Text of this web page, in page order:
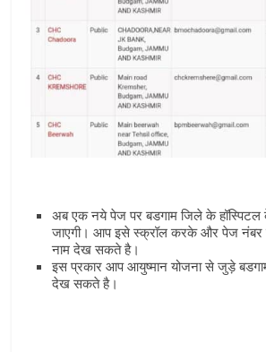
अब एक नये पेज पर बडगाम जिले के
जाएगी। आप इसे स्‍क्रॉल करके और पेज
नाम देख सकते है।
इस प्रकार आप आयुष्‍मान योजना से जुड़े
देख सकते है।